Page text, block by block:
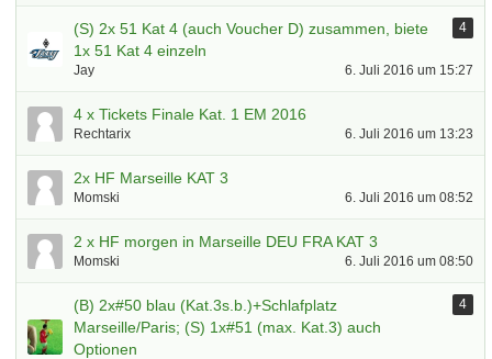
(S) 2x 51 Kat 4 (auch Voucher D) zusammen, biete
1x 51 Kat 4 einzeln
4
Jay 6. Juli 2016 um 15:27
4 x Tickets Finale Kat. 1 EM 2016
Rechtarix 6. Juli 2016 um 13:23
2x HF Marseille KAT 3
Momski 6. Juli 2016 um 08:52
2 x HF morgen in Marseille DEU FRA KAT 3
Momski 6. Juli 2016 um 08:50
(B) 2x#50 blau (Kat.3s.b.)+Schlafplatz
Marseille/Paris; (S) 1x#51 (max. Kat.3) auch
Optionen
4